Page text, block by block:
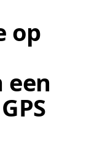
op
een